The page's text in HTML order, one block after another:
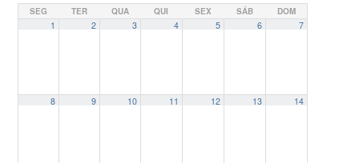
SEG TER QUA QUI SEX SÁB DOM
1 2 3 4 5 6 7
8 9 10 11 12 13 14